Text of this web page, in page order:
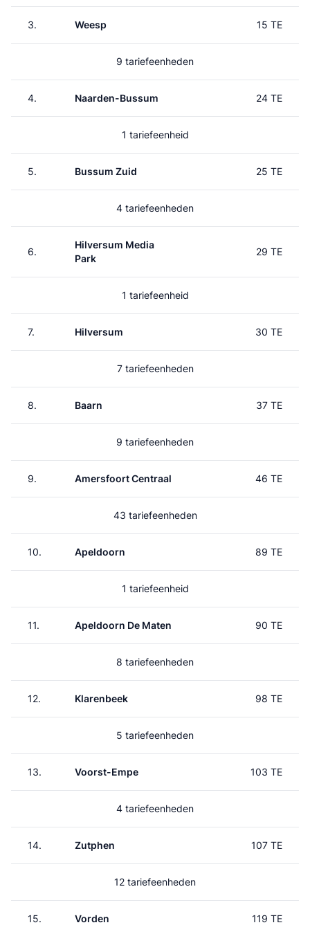
3. Weesp 15 TE
9 tariefeenheden
4. Naarden-Bussum 24 TE
1 tariefeenheid
5. Bussum Zuid 25 TE
4 tariefeenheden
6.
Hilversum Media
Park
29 TE
1 tariefeenheid
7. Hilversum 30 TE
7 tariefeenheden
8. Baarn 37 TE
9 tariefeenheden
9. Amersfoort Centraal 46 TE
43 tariefeenheden
10. Apeldoorn 89 TE
1 tariefeenheid
11. Apeldoorn De Maten 90 TE
8 tariefeenheden
12. Klarenbeek 98 TE
5 tariefeenheden
13. Voorst-Empe 103 TE
4 tariefeenheden
14. Zutphen 107 TE
12 tariefeenheden
15. Vorden 119 TE